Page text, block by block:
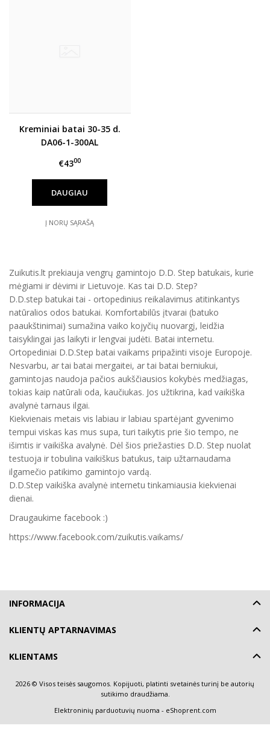
Kreminiai batai 30-35 d.
DA06-1-300AL
€4300
DAUGIAU
Į NORŲ SĄRAŠĄ
Zuikutis.lt prekiauja vengrų gamintojo D.D. Step batukais, kurie
mėgiami ir dėvimi ir Lietuvoje. Kas tai D.D. Step?
D.D.step batukai tai - ortopedinius reikalavimus atitinkantys
natūralios odos batukai. Komfortabilūs įtvarai (batuko
paaukštinimai) sumažina vaiko kojyčių nuovargį, leidžia
taisyklingai jas laikyti ir lengvai judėti. Batai internetu.
Ortopediniai D.D.Step batai vaikams pripažinti visoje Europoje.
Nesvarbu, ar tai batai mergaitei, ar tai batai berniukui,
gamintojas naudoja pačios aukščiausios kokybės medžiagas,
tokias kaip natūrali oda, kaučiukas. Jos užtikrina, kad vaikiška
avalynė tarnaus ilgai.
Kiekvienais metais vis labiau ir labiau spartėjant gyvenimo
tempui viskas kas mus supa, turi taikytis prie šio tempo, ne
išimtis ir vaikiška avalynė. Dėl šios priežasties D.D. Step nuolat
testuoja ir tobulina vaikiškus batukus, taip užtarnaudama
ilgamečio patikimo gamintojo vardą.
D.D.Step vaikiška avalynė internetu tinkamiausia kiekvienai
dienai.
Draugaukime facebook :)
https://www.facebook.com/zuikutis.vaikams/
INFORMACIJA
KLIENTŲ APTARNAVIMAS
KLIENTAMS
2026 © Visos teisės saugomos. Kopijuoti, platinti svetainės turinį be autorių
sutikimo draudžiama.
Elektroninių parduotuvių nuoma - eShoprent.com